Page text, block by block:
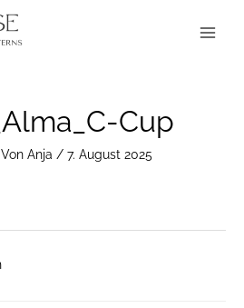
Cup
Anja / 7. August 2025